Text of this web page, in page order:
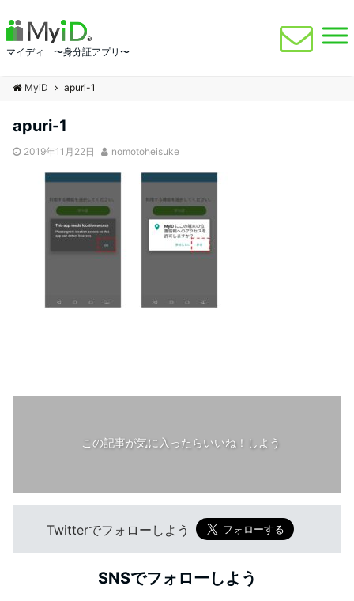
マイディ 〜身分証アプリ〜
MyiD apuri-1
apuri-1
2019年11月22日 nomotoheisuke
この記事が気に入ったらいいね！しよう
Twitterでフォローしよう
SNSでフォローしよう